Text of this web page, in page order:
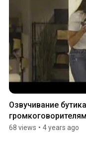
Озвучивание
68 views • 4 years ago